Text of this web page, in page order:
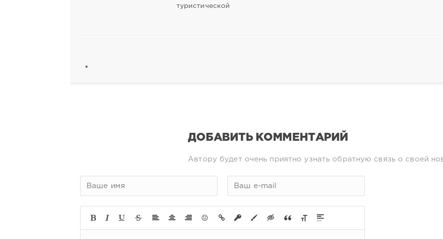
туристической
ДОБАВИТЬ КОММЕНТАРИЙ
Автору будет очень приятно узнать обратную связь о своей